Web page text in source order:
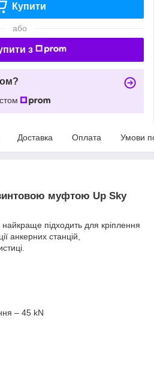
Купити
або
з
Доставка Оплата Умови
муфтою Up Sky
найкраще підходить для кріплення
анкерних станцій,
– 45 kN